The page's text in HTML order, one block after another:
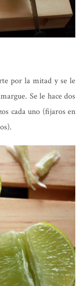
por la mitad y se le
Se le hace dos
cada uno (fijaros en